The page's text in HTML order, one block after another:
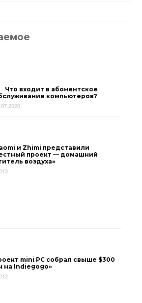
Что входит в абонентское
компьютеров?
и Zhimi представили
проект — домашний
воздуха»
mini PC собрал свыше $300
на Indiegogo»